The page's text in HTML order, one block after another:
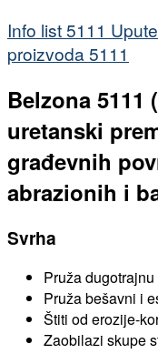
Info list 5111
proizvoda 5111
Belzona 5111
uretanski
građevnih
abrazionih i
Svrha
Pruža dugotrajnu
Pruža bešavni i
Štiti od erozije-
Zaobilazi skupe